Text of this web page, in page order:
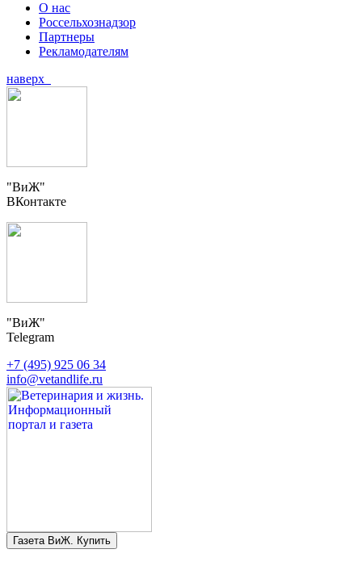
О нас
Россельхознадзор
Партнеры
Рекламодателям
наверх
"ВиЖ"
ВКонтакте
"ВиЖ"
Telegram
+7 (495) 925 06 34
info@vetandlife.ru
Газета ВиЖ. Купить